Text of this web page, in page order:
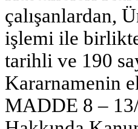
çalışanlardan,
işlemi ile
tarihli ve 190
Kararnamenin
MADDE 8 –